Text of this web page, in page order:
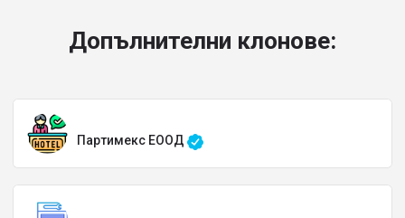
Допълнителни клонове:
Партимекс ЕООД